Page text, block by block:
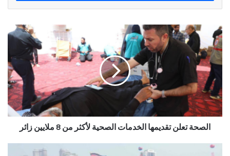
الصحة تعلن تقديمها الخدمات الصحية لأكثر من 8 ملايين زائر